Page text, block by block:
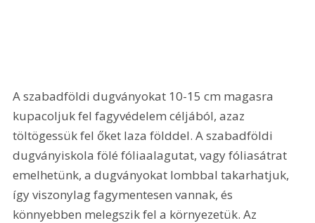
A szabadföldi dugványokat 10-15 cm magasra
kupacoljuk fel fagyvédelem céljából, azaz
töltögessük fel őket laza földdel. A szabadföldi
dugványiskola fölé fóliaalagutat, vagy fóliasátrat
emelhetünk, a dugványokat lombbal takarhatjuk,
így viszonylag fagymentesen vannak, és
könnyebben melegszik fel a környezetük. Az